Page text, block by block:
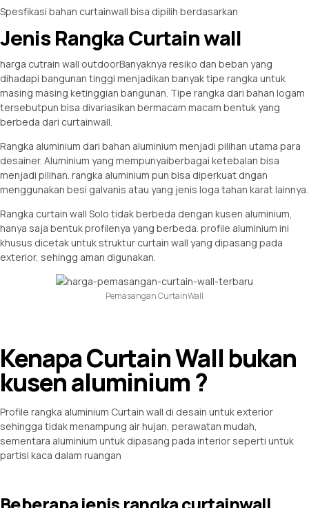
Spesfikasi bahan curtainwall bisa dipilih berdasarkan
Jenis Rangka Curtain wall
harga cutrain wall outdoorBanyaknya resiko dan beban yang
dihadapi bangunan tinggi menjadikan banyak tipe rangka untuk
masing masing ketinggian bangunan. Tipe rangka dari bahan logam
tersebutpun bisa divariasikan bermacam macam bentuk yang
berbeda dari curtainwall.
Rangka aluminium dari bahan aluminium menjadi pilihan utama para
desainer. Aluminium yang mempunyaiberbagai ketebalan bisa
menjadi pilihan. rangka aluminium pun bisa diperkuat dngan
menggunakan besi galvanis atau yang jenis loga tahan karat lainnya.
Rangka curtain wall Solo tidak berbeda dengan kusen aluminium,
hanya saja bentuk profilenya yang berbeda. profile aluminium ini
khusus dicetak untuk struktur curtain wall yang dipasang pada
exterior, sehingg aman digunakan.
Pemasangan CurtainWall
Kenapa Curtain Wall bukan
kusen aluminium ?
Profile rangka aluminium Curtain wall di desain untuk exterior
sehingga tidak menampung air hujan, perawatan mudah,
sementara aluminium untuk dipasang pada interior seperti untuk
partisi kaca dalam ruangan